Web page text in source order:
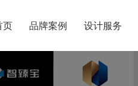
页 品牌案例 设计服务
页 品牌案例 设计服务